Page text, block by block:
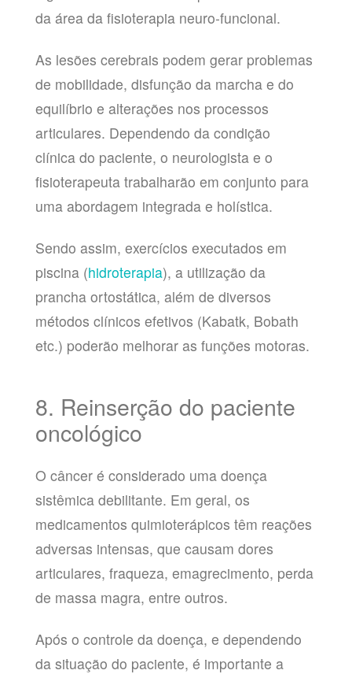
da área da fisioterapia neuro-funcional.
As lesões cerebrais podem gerar problemas
de mobilidade, disfunção da marcha e do
equilíbrio e alterações nos processos
articulares. Dependendo da condição
clínica do paciente, o neurologista e o
fisioterapeuta trabalharão em conjunto para
uma abordagem integrada e holística.
Sendo assim, exercícios executados em
piscina (hidroterapia), a utilização da
prancha ortostática, além de diversos
métodos clínicos efetivos (Kabatk, Bobath
etc.) poderão melhorar as funções motoras.
8. Reinserção do paciente
oncológico
O câncer é considerado uma doença
sistêmica debilitante. Em geral, os
medicamentos quimioterápicos têm reações
adversas intensas, que causam dores
articulares, fraqueza, emagrecimento, perda
de massa magra, entre outros.
Após o controle da doença, e dependendo
da situação do paciente, é importante a